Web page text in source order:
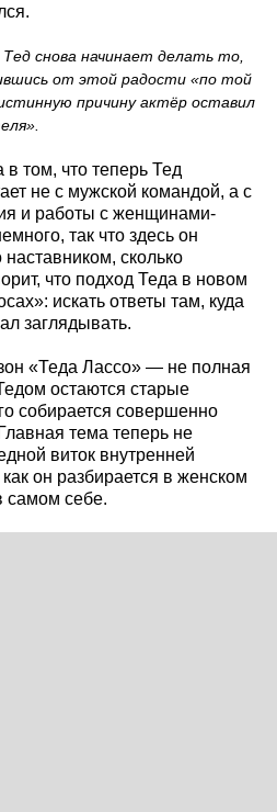
снова начинает делать то,
от этой радости «по той
причину актёр оставил
в том, что теперь Тед
не с мужской командой, а с
и работы с женщинами-
так что здесь он
наставником, сколько
что подход Теда в новом
искать ответы там, куда
заглядывать.
«Теда Лассо» — не полная
остаются старые
собирается совершенно
тема теперь не
виток внутренней
он разбирается в женском
самом себе.